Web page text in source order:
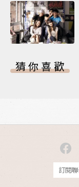
猜你喜歡